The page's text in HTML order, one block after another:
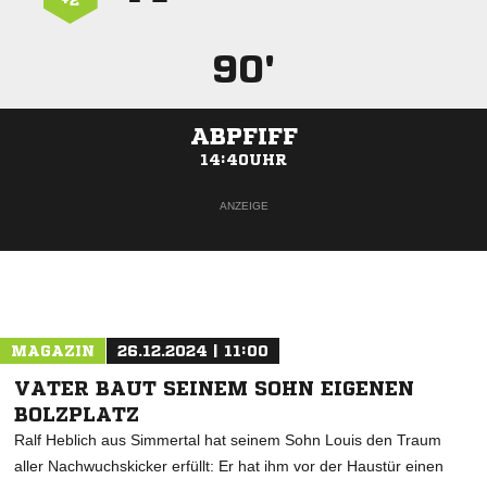
90'
ABPFIFF
14:40UHR
ANZEIGE
MAGAZIN 26.12.2024 | 11:00
VATER BAUT SEINEM SOHN EIGENEN
BOLZPLATZ
Ralf Heblich aus Simmertal hat seinem Sohn Louis den Traum
aller Nachwuchskicker erfüllt: Er hat ihm vor der Haustür einen